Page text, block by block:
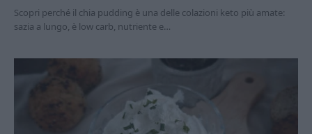
Scopri perché il chia pudding è una delle colazioni keto più amate:
sazia a lungo, è low carb, nutriente e…